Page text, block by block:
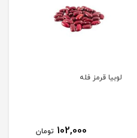
لوبیا قرمز فله
102,000 تومان